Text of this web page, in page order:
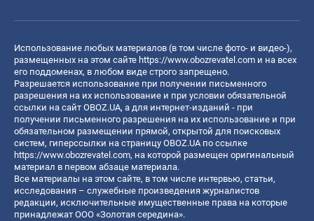
Использование любых материалов (в том числе фото- и видео-),
размещенных на этом сайте https://www.obozrevatel.com и на всех
его поддоменах, в любом виде строго запрещено.
Разрешается использование при получении письменного
разрешения на их использование и при условии обязательной
ссылки на сайт OBOZ.UA, а для интернет-изданий - при
получении письменного разрешения на их использование и при
обязательном размещении прямой, открытой для поисковых
систем, гиперссылки на страницу OBOZ.UA по ссылке
https://www.obozrevatel.com, на которой размещен оригинальный
материал в первом абзаце материала.
Все материалы на этом сайте, в том числе интервью, статьи,
исследования – служебные произведения журналистов
редакции, исключительные имущественные права на которые
принадлежат ООО «Золотая середина».